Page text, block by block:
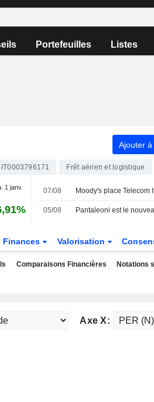
Portefeuilles Listes
Ajouter
IT0003796171 Frêt aérien et logistique
1 janv. 07/08
05/08
Finances Valorisation
Comparaisons Financières Notations
Axe X: